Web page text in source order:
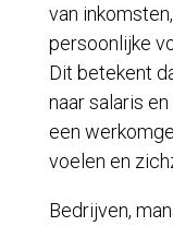
van
persoonlijke
Dit betekent
naar salaris
een
voelen en
Bedrijven,